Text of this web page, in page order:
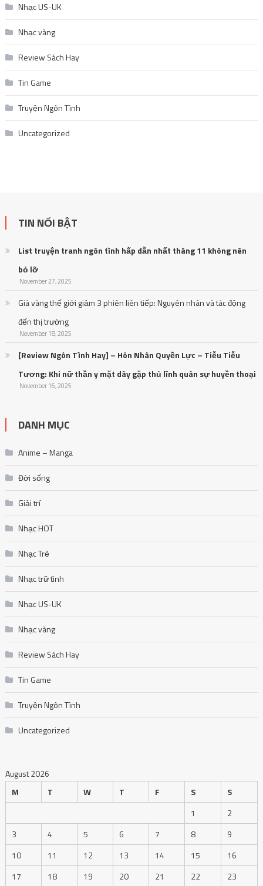
Nhạc US-UK
Nhạc vàng
Review Sách Hay
Tin Game
Truyện Ngôn Tình
Uncategorized
TIN NỔI BẬT
List truyện tranh ngôn tình hấp dẫn nhất tháng 11 không nên
bỏ lỡ
November 27, 2025
Giá vàng thế giới giảm 3 phiên liên tiếp: Nguyên nhân và tác động
đến thị trường
November 18, 2025
[Review Ngôn Tình Hay] – Hôn Nhân Quyền Lực – Tiễu Tiễu
Tương: Khi nữ thần y mặt dày gặp thủ lĩnh quân sự huyền thoại
November 16, 2025
DANH MỤC
Anime – Manga
Đời sống
Giải trí
Nhạc HOT
Nhạc Trẻ
Nhạc trữ tình
Nhạc US-UK
Nhạc vàng
Review Sách Hay
Tin Game
Truyện Ngôn Tình
Uncategorized
August 2026
M
T W T F S
S
1
2
3
4 5 6 7 8
9
10
11 12 13 14 15
16
17
18 19 20 21 22 23